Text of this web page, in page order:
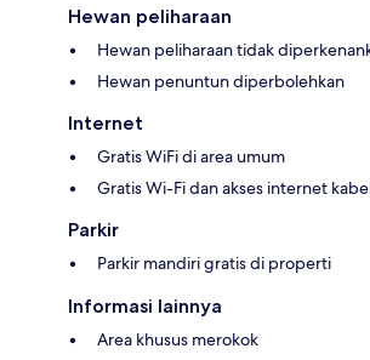
Hewan peliharaan
Hewan peliharaan tidak
Hewan penuntun diperbolehkan
Internet
Gratis WiFi di area umum
Gratis Wi-Fi dan akses internet
Parkir
Parkir mandiri gratis di properti
Informasi lainnya
Area khusus merokok